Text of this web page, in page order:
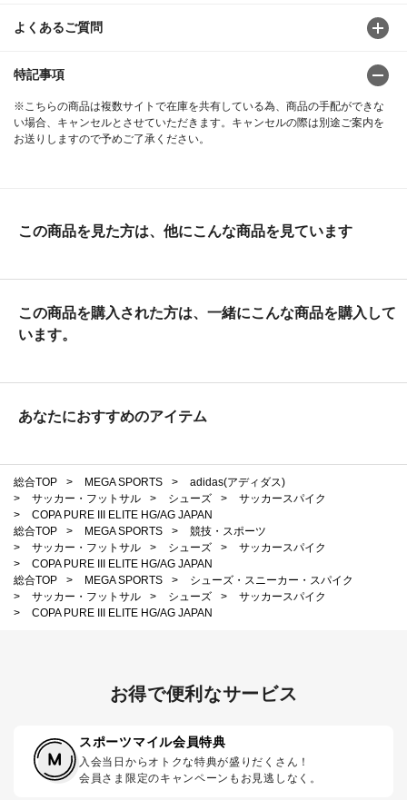
よくあるご質問
特記事項
※こちらの商品は複数サイトで在庫を共有している為、商品の手配ができな
い場合、キャンセルとさせていただきます。キャンセルの際は別途ご案内を
お送りしますので予めご了承ください。
この商品を見た方は、他にこんな商品を見ています
この商品を購入された方は、一緒にこんな商品を購入して
います。
あなたにおすすめのアイテム
総合TOP > MEGA SPORTS >
adidas(アディダス)
>
サッカー・フットサル > シューズ >
サッカースパイク
>
COPA PURE III ELITE HG/AG JAPAN
総合TOP
> MEGA SPORTS >
競技・スポーツ
>
サッカー・フットサル > シューズ >
サッカースパイク
>
COPA PURE III ELITE HG/AG JAPAN
総合TOP
> MEGA SPORTS >
シューズ・スニーカー・スパイク
>
サッカー・フットサル > シューズ >
サッカースパイク
>
COPA PURE III ELITE HG/AG JAPAN
お得で便利なサービス
スポーツマイル会員特典
入会当日からオトクな特典が盛りだくさん！
会員さま限定のキャンペーンもお見逃しなく。